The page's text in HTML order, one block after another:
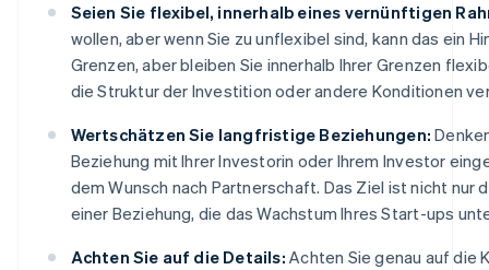
Seien Sie flexibel, innerhalb eines vernünftigen
wollen, aber wenn Sie zu unflexibel sind, kann das ein
Grenzen, aber bleiben Sie innerhalb Ihrer Grenzen
die Struktur der Investition oder andere Konditionen
Wertschätzen Sie langfristige Beziehungen:
Beziehung mit Ihrer Investorin oder Ihrem Investor
dem Wunsch nach Partnerschaft. Das Ziel ist nicht nur
einer Beziehung, die das Wachstum Ihres Start-ups
Achten Sie auf die Details: Achten Sie genau auf die